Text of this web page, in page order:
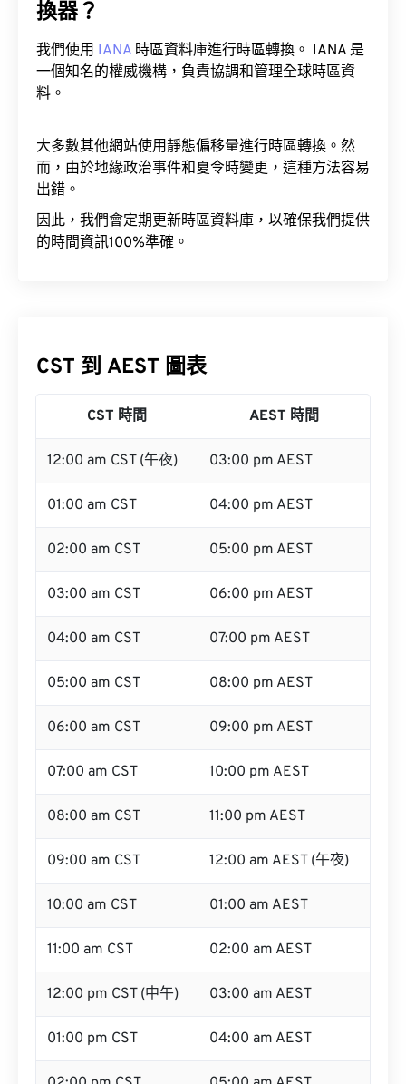
換器？
我們使用 IANA 時區資料庫進行時區轉換。 IANA 是
一個知名的權威機構，負責協調和管理全球時區資
料。
大多數其他網站使用靜態偏移量進行時區轉換。然
而，由於地緣政治事件和夏令時變更，這種方法容易
出錯。
因此，我們會定期更新時區資料庫，以確保我們提供
的時間資訊100%準確。
CST 到 AEST 圖表
CST 時間 AEST 時間
12:00 am CST (午夜) 03:00 pm AEST
01:00 am CST 04:00 pm AEST
02:00 am CST 05:00 pm AEST
03:00 am CST 06:00 pm AEST
04:00 am CST 07:00 pm AEST
05:00 am CST 08:00 pm AEST
06:00 am CST 09:00 pm AEST
07:00 am CST 10:00 pm AEST
08:00 am CST 11:00 pm AEST
09:00 am CST 12:00 am AEST (午夜)
10:00 am CST 01:00 am AEST
11:00 am CST 02:00 am AEST
12:00 pm CST (中午) 03:00 am AEST
01:00 pm CST 04:00 am AEST